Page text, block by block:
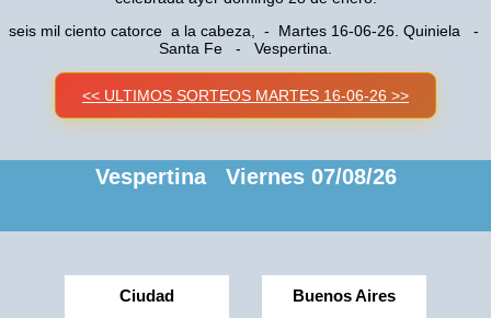
seis mil ciento catorce a la cabeza, - Martes 16-06-26. Quiniela -
Santa Fe - Vespertina.
<< ULTIMOS SORTEOS MARTES 16-06-26 >>
Vespertina Viernes 07/08/26
Ciudad Buenos Aires